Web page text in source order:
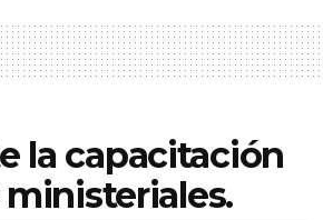
la capacitación